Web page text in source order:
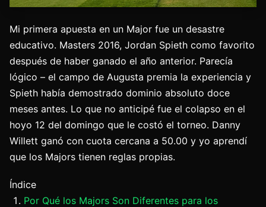
Mi primera apuesta en un Major fue un desastre
educativo. Masters 2016, Jordan Spieth como favorito
después de haber ganado el año anterior. Parecía
lógico – el campo de Augusta premia la experiencia y
Spieth había demostrado dominio absoluto doce
meses antes. Lo que no anticipé fue el colapso en el
hoyo 12 del domingo que le costó el torneo. Danny
Willett ganó con cuota cercana a 50.00 y yo aprendí
que los Majors tienen reglas propias.
Índice
Por Qué los Majors Son Diferentes para los